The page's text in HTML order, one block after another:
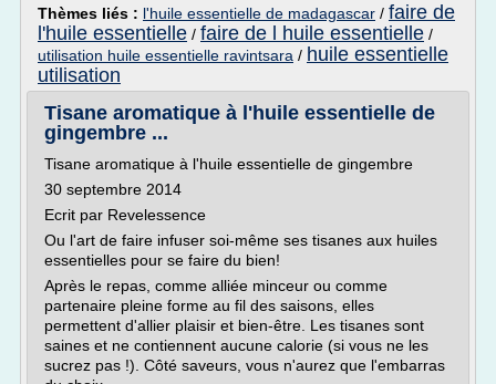
Thèmes liés : l'huile essentielle de madagascar / faire de
l'huile essentielle / faire de l huile essentielle /
utilisation huile essentielle ravintsara / huile essentielle
utilisation
Tisane aromatique à l'huile essentielle de
gingembre ...
Tisane aromatique à l'huile essentielle de gingembre
30 septembre 2014
Ecrit par Revelessence
Ou l'art de faire infuser soi-même ses tisanes aux huiles
essentielles pour se faire du bien!
Après le repas, comme alliée minceur ou comme
partenaire pleine forme au fil des saisons, elles
permettent d'allier plaisir et bien-être. Les tisanes sont
saines et ne contiennent aucune calorie (si vous ne les
sucrez pas !). Côté saveurs, vous n'aurez que l'embarras